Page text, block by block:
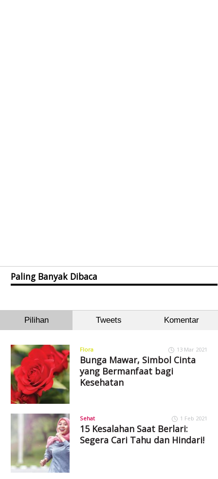
Paling Banyak Dibaca
Pilihan Tweets Komentar
Flora 13 Mar 2021
Bunga Mawar, Simbol Cinta
yang Bermanfaat bagi
Kesehatan
Sehat 1 Feb 2021
15 Kesalahan Saat Berlari:
Segera Cari Tahu dan Hindari!